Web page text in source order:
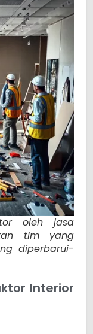
oleh jasa
tim yang
diperbarui-
Interior